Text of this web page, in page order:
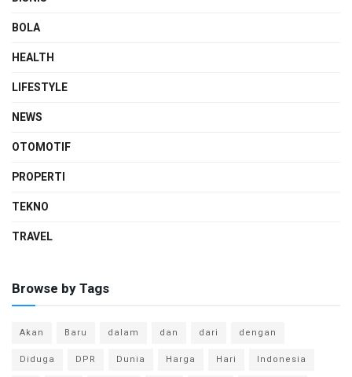
BOLA
HEALTH
LIFESTYLE
NEWS
OTOMOTIF
PROPERTI
TEKNO
TRAVEL
Browse by Tags
Akan Baru dalam dan dari
dengan
Diduga
DPR Dunia Harga Hari
Indonesia